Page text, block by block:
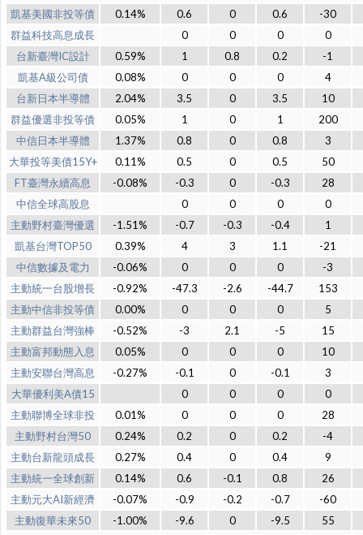
凱基美國非投等債
0.14% 0.6 0 0.6
-30
群益科技高息成長
0 0 0
0
台新臺灣IC設計
0.59% 1 0.8 0.2
-1
凱基A級公司債
0.08% 0 0 0
4
台新日本半導體
2.04% 3.5 0 3.5
10
群益優選非投等債
0.05% 1 0 1
200
中信日本半導體
1.37% 0.8 0 0.8
3
大華投等美債15Y+
0.11% 0.5 0 0.5
50
FT臺灣永續高息
-0.08% -0.3 0 -0.3
28
中信全球高股息
0 0 0
0
主動野村臺灣優選
-1.51% -0.7 -0.3 -0.4
1
凱基台灣TOP50
0.39% 4 3 1.1
-21
中信數據及電力
-0.06% 0 0 0
-3
主動統一台股增長
-0.92% -47.3 -2.6 -44.7
153
主動中信非投等債
0.00% 0 0 0
5
主動群益台灣強棒
-0.52% -3 2.1 -5
15
主動富邦動態入息
0.05% 0 0 0
10
主動安聯台灣高息
-0.27% -0.1 0 -0.1
3
大華優利美A債15
0 0 0
0
主動聯博全球非投
0.01% 0 0 0
28
主動野村台灣50
0.24% 0.2 0 0.2
-4
主動台新龍頭成長
0.27% 0.4 0 0.4
9
主動統一全球創新
0.14% 0.6 -0.1 0.8
26
主動元大AI新經濟
-0.07% -0.9 -0.2 -0.7
-60
主動復華未來50
-1.00% -9.6 0 -9.5 55